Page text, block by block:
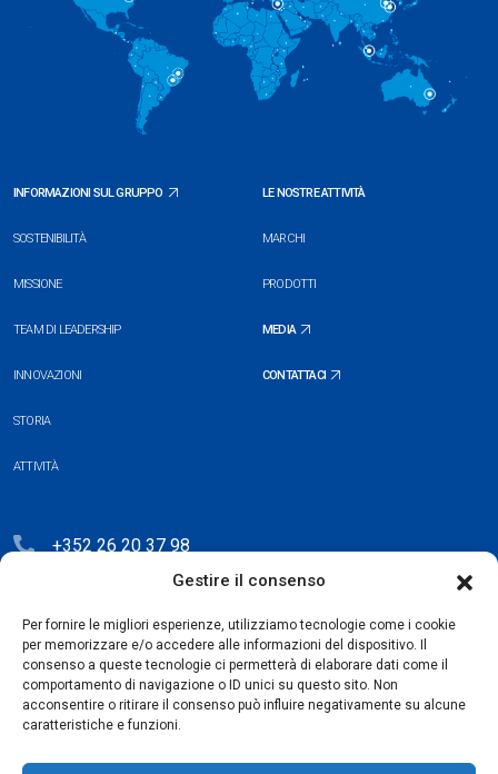
Gestire il consenso
Per fornire le migliori esperienze, utilizziamo tecnologie come i cookie
per memorizzare e/o accedere alle informazioni del dispositivo. Il
consenso a queste tecnologie ci permetterà di elaborare dati come il
comportamento di navigazione o ID unici su questo sito. Non
acconsentire o ritirare il consenso può influire negativamente su alcune
caratteristiche e funzioni.
INFORMAZIONI SUL GRUPPO
SOSTENIBILITÀ
MISSIONE
TEAM DI LEADERSHIP
INNOVAZIONI
STORIA
ATTIVITÀ
LE NOSTRE ATTIVITÀ
MARCHI
PRODOTTI
MEDIA
CONTATTACI
+352 26 20 37 98
hello@blauberg-group.com
28, avenue Pasteur, L-2310 Luxembourg
Registration: R.C.S. B222893